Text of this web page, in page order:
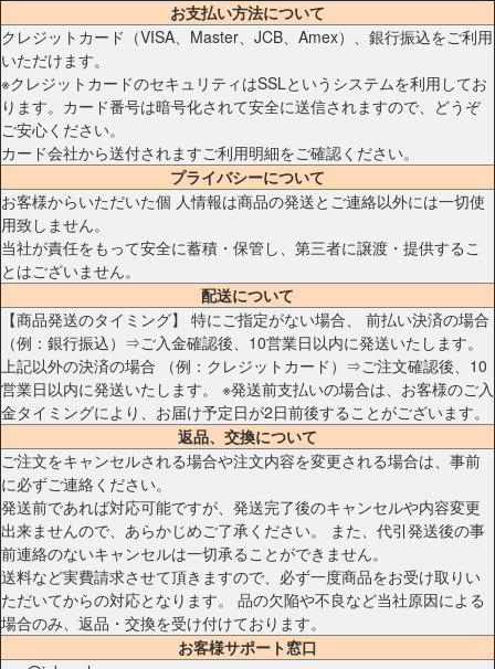
お支払い方法について
クレジットカード（VISA、Master、JCB、Amex）、銀行振込をご利用
いただけます。
※クレジットカードのセキュリティはSSLというシステムを利用してお
ります。カード番号は暗号化されて安全に送信されますので、どうぞ
ご安心ください。
カード会社から送付されますご利用明細をご確認ください。
プライバシーについて
お客様からいただいた個 人情報は商品の発送とご連絡以外には一切使
用致しません。
当社が責任をもって安全に蓄積・保管し、第三者に譲渡・提供するこ
とはございません。
配送について
【商品発送のタイミング】 特にご指定がない場合、 前払い決済の場合
（例：銀行振込）⇒ご入金確認後、10営業日以内に発送いたします。
上記以外の決済の場合 （例：クレジットカード）⇒ご注文確認後、10
営業日以内に発送いたします。 ※発送前支払いの場合は、お客様のご入
金タイミングにより、お届け予定日が2日前後することがございます。
返品、交換について
ご注文をキャンセルされる場合や注文内容を変更される場合は、事前
に必ずご連絡ください。
発送前であれば対応可能ですが、発送完了後のキャンセルや内容変更
出来ませんので、あらかじめご了承ください。 また、代引発送後の事
前連絡のないキャンセルは一切承ることができません。
送料など実費請求させて頂きますので、必ず一度商品をお受け取りい
ただいてからの対応となります。 品の欠陥や不良など当社原因による
場合のみ、返品・交換を受け付けております。
お客様サポート窓口